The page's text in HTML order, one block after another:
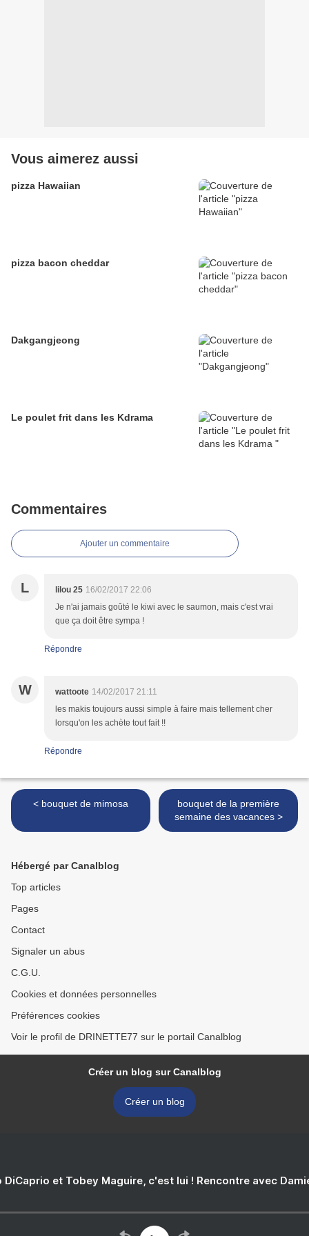
Vous aimerez aussi
pizza Hawaiian
pizza bacon cheddar
Dakgangjeong
Le poulet frit dans les Kdrama
Commentaires
Ajouter un commentaire
L lilou 25 16/02/2017 22:06
Je n'ai jamais goûté le kiwi avec le saumon, mais c'est vrai
que ça doit être sympa !
Répondre
W wattoote 14/02/2017 21:11
les makis toujours aussi simple à faire mais tellement cher
lorsqu'on les achète tout fait !!
Répondre
< bouquet de mimosa
bouquet de la première
semaine des vacances >
Hébergé par Canalblog
Top articles
Pages
Contact
Signaler un abus
C.G.U.
Cookies et données personnelles
Préférences cookies
Voir le profil de DRINETTE77 sur le portail Canalblog
Créer un blog sur Canalblog
Créer un blog
DiCaprio et Tobey Maguire, c'est lui ! Rencontre avec